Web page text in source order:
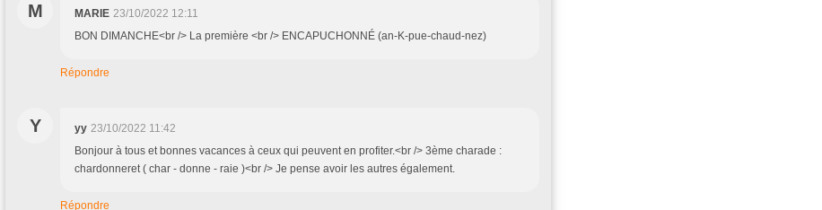
M MARIE 23/10/2022 12:11
BON DIMANCHE<br /> La première <br /> ENCAPUCHONNÉ (an-K-pue-chaud-nez)
Répondre
Y yy 23/10/2022 11:42
Bonjour à tous et bonnes vacances à ceux qui peuvent en profiter.<br /> 3ème charade :
chardonneret ( char - donne - raie )<br /> Je pense avoir les autres également.
Répondre